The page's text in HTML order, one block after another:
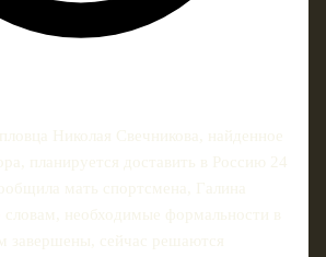
Николая Свечникова, найденное
планируется доставить в Россию 24
мать спортсмена, Галина
словам, необходимые формальности в
завершены, сейчас решаются